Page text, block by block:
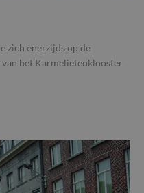
zich enerzijds op de
het Karmelietenklooster